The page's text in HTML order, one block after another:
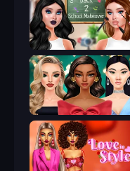
New Year's Eve Makeup